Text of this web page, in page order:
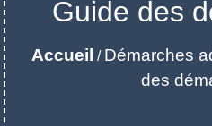
Guide des
Accueil / Démarches
des